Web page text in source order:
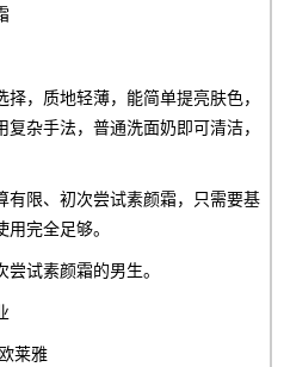
，质地轻薄，能简单提亮肤色，
杂手法，普通洗面奶即可清洁，
有限、初次尝试素颜霜，只需要基
完全足够。
试素颜霜的男生。
莱雅